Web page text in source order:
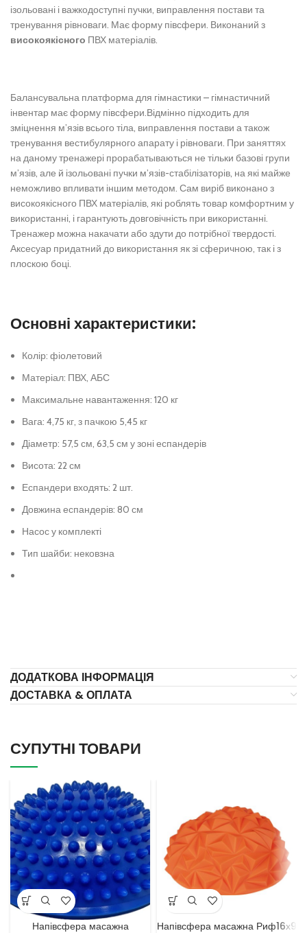
ізольовані і важкодоступні пучки, виправлення постави та
тренування рівноваги. Має форму півсфери. Виконаний з
високоякісного ПВХ матеріалів.
Балансувальна платформа для гімнастики – гімнастичний
інвентар має форму півсфери.Відмінно підходить для
зміцнення м’язів всього тіла, виправлення постави а також
тренування вестибулярного апарату і рівноваги. При заняттях
на даному тренажері прорабатываються не тільки базові групи
м’язів, але й ізольовані пучки м’язів-стабілізаторів, на які майже
неможливо впливати іншим методом. Сам виріб виконано з
високоякісного ПВХ матеріалів, які роблять товар комфортним у
використанні, і гарантують довговічність при використанні.
Тренажер можна накачати або здути до потрібної твердості.
Аксесуар придатний до використання як зі сферичною, так і з
плоскою боці.
Основні характеристики:
Колір: фіолетовий
Матеріал: ПВХ, АБС
Максимальне навантаження: 120 кг
Вага: 4,75 кг, з пачкою 5,45 кг
Діаметр: 57,5 см, 63,5 см у зоні еспандерів
Висота: 22 см
Еспандери входять: 2 шт.
Довжина еспандерів: 80 см
Насос у комплекті
Тип шайби: нековзна
ДОДАТКОВА ІНФОРМАЦІЯ
ДОСТАВКА & ОПЛАТА
СУПУТНІ ТОВАРИ
Напівсфера масажна
Напівсфера масажна Риф16х9